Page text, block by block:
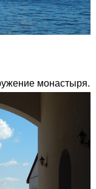
монастыря.